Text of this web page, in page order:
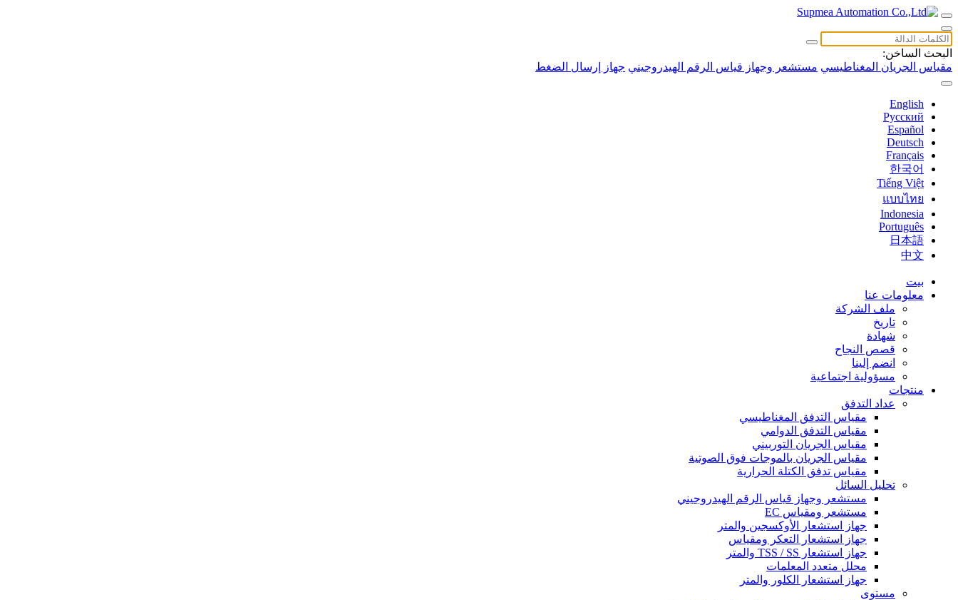
البحث الساخن:
مقياس الجريان المغناطيسي مستشعر وجهاز قياس الرقم الهيدروجيني جهاز إرسال الضغط
English
Русский
Español
Deutsch
Français
한국어
Tiếng Việt
แบบไทย
Indonesia
Português
日本語
中文
بيت
معلومات عنا
ملف الشركة
تاريخ
شهادة
قصص النجاح
انضم إلينا
مسؤولية اجتماعية
منتجات
عداد التدفق
مقياس التدفق المغناطيسي
مقياس التدفق الدوامي
مقياس الجريان التوربيني
مقياس الجريان بالموجات فوق الصوتية
مقياس تدفق الكتلة الحرارية
تحليل السائل
مستشعر وجهاز قياس الرقم الهيدروجيني
مستشعر ومقياس EC
جهاز استشعار الأوكسجين والمتر
جهاز استشعار التعكر ومقياس
جهاز استشعار TSS / SS والمتر
محلل متعدد المعلمات
جهاز استشعار الكلور والمتر
مستوى